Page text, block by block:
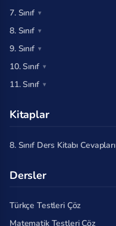
7. Sınıf
8. Sınıf
9. Sınıf
10. Sınıf
11. Sınıf
Kitaplar
8. Sınıf Ders Kitabı Cevapları
Dersler
Türkçe Testleri Çöz
Matematik Testleri Çöz